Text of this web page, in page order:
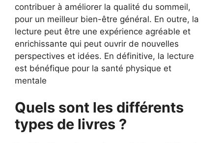
contribuer à améliorer la qualité du sommeil,
pour un meilleur bien-être général. En outre, la
lecture peut être une expérience agréable et
enrichissante qui peut ouvrir de nouvelles
perspectives et idées. En définitive, la lecture
est bénéfique pour la santé physique et
mentale
Quels sont les différents
types de livres ?